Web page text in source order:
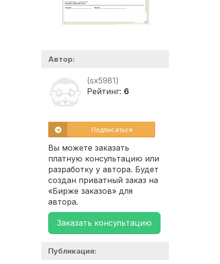
Автор:
(sx5981)
Рейтинг: 6
Подписаться
Вы можете заказать
платную консультацию или
разработку у автора. Будет
создан приватный заказ на
«Бирже заказов» для
автора.
Заказать консультацию
Публикация: